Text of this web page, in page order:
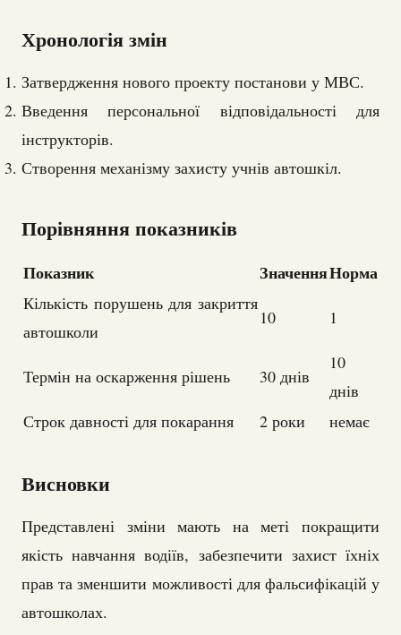
Хронологія змін
Затвердження нового проекту постанови у МВС.
Введення персональної відповідальності для
інструкторів.
Створення механізму захисту учнів автошкіл.
Порівняння показників
Показник ЗначенняНорма
Кількість порушень для закриття
автошколи
10 1
Термін на оскарження рішень 30 днів
10
днів
Строк давності для покарання
2 роки немає
Висновки
Представлені зміни мають на меті покращити
якість навчання водіїв, забезпечити захист їхніх
прав та зменшити можливості для фальсифікацій у
автошколах.